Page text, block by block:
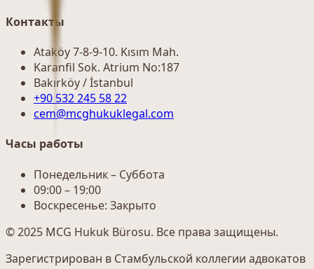
Контакты
Ataköy 7-8-9-10. Kısım Mah.
Karanfil Sok. Atrium No:187
Bakırköy / İstanbul
+90 532 245 58 22
cem@mcghukuklegal.com
Часы работы
Понедельник – Суббота
09:00 – 19:00
Воскресенье: Закрыто
© 2025 MCG Hukuk Bürosu. Все права защищены.
Зарегистрирован в Стамбульской коллегии адвокатов